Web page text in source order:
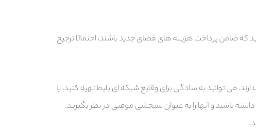
که ضامن پرداخت هزینه های فضای جدید باشند، احتمالا ترجیح
می توانید به سادگی برای وقایع شبکه ای بلیط تهیه کنید، یا
داشته باشید و آنها را به عنوان سنجشی موقتی در نظر بگیرید.